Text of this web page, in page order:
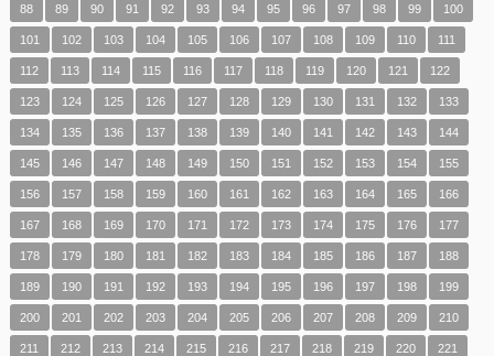
88 89 90 91 92 93 94 95 96 97 98 99 100
101 102 103 104 105 106 107 108 109 110 111
112 113 114 115 116 117 118 119 120 121 122
123 124 125 126 127 128 129 130 131 132 133
134 135 136 137 138 139 140 141 142 143 144
145 146 147 148 149 150 151 152 153 154 155
156 157 158 159 160 161 162 163 164 165 166
167 168 169 170 171 172 173 174 175 176 177
178 179 180 181 182 183 184 185 186 187 188
189 190 191 192 193 194 195 196 197 198 199
200 201 202 203 204 205 206 207 208 209 210
211 212 213 214 215 216 217 218 219 220 221